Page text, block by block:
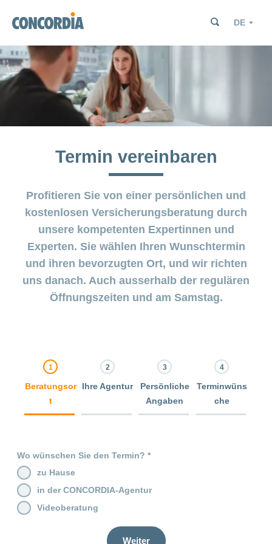
Sprache
Suche
Suche
Suche
Suche
Suche
Termin vereinbaren
Profitieren Sie von einer persönlichen und
kostenlosen Versicherungsberatung durch
unsere kompetenten Expertinnen und
Experten. Sie wählen Ihren Wunschtermin
und ihren bevorzugten Ort, und wir richten
uns danach. Auch ausserhalb der regulären
Öffnungszeiten und am Samstag.
Beratungsor
t
Ihre Agentur
Persönliche
Angaben
Terminwüns
che
Wo wünschen Sie den Termin?
zu Hause
in der CONCORDIA-Agentur
Videoberatung
Weiter